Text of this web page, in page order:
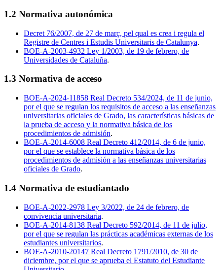
1.2 Normativa autonómica
Decret 76/2007, de 27 de març, pel qual es crea i regula el
Registre de Centres i Estudis Universitaris de Catalunya.
BOE-A-2003-4932 Ley 1/2003, de 19 de febrero, de
Universidades de Cataluña.
1.3 Normativa de acceso
BOE-A-2024-11858 Real Decreto 534/2024, de 11 de junio,
por el que se regulan los requisitos de acceso a las enseñanzas
universitarias oficiales de Grado, las características básicas de
la prueba de acceso y la normativa básica de los
procedimientos de admisión.
BOE-A-2014-6008 Real Decreto 412/2014, de 6 de junio,
por el que se establece la normativa básica de los
procedimientos de admisión a las enseñanzas universitarias
oficiales de Grado.
1.4 Normativa de estudiantado
BOE-A-2022-2978 Ley 3/2022, de 24 de febrero, de
convivencia universitaria.
BOE-A-2014-8138 Real Decreto 592/2014, de 11 de julio,
por el que se regulan las prácticas académicas externas de los
estudiantes universitarios.
BOE-A-2010-20147 Real Decreto 1791/2010, de 30 de
diciembre, por el que se aprueba el Estatuto del Estudiante